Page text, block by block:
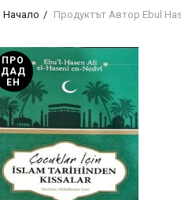
Начало Продуктът Автор Ebul
ПРО
ДАД
ЕН